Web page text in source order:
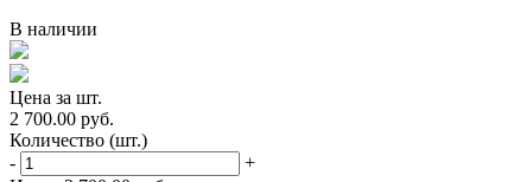
В наличии
Цена за шт.
2 700.00 руб.
Количество (шт.)
-
+